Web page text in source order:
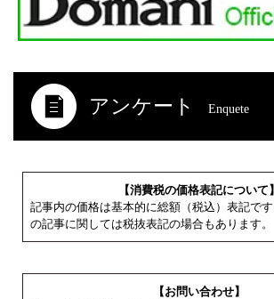
アンケート Enquete
【消費税の価格表記について】
記事内の価格は基本的に総額（税込）表記で
の記事に関しては税抜表記の場合もあります。
【お問い合わせ】